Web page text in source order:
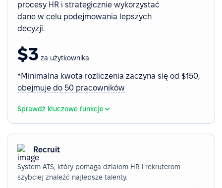
procesy HR i strategicznie wykorzystać
dane w celu podejmowania lepszych
decyzji.
$3 za użytkownika
*Minimalna kwota rozliczenia zaczyna się od $150,
obejmuje do 50 pracowników
Sprawdź kluczowe funkcje
Recruit
System ATS, który pomaga działom HR i rekruterom
szybciej znaleźć najlepsze talenty.